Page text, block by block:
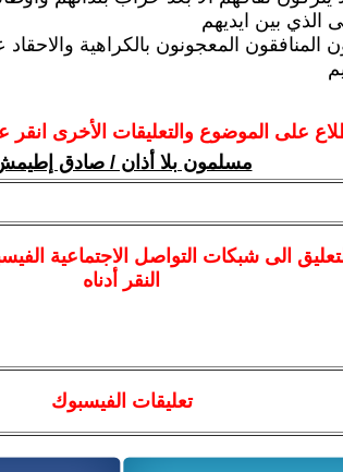
بين ايديهم
المنافقون المعجونون بالكراهية والاحقاد
على الموضوع والتعليقات الأخرى انقر
مسلمون بلا أذان / صادق
الى شبكات التواصل الاجتماعية
النقر أدناه
تعليقات الفيسبوك